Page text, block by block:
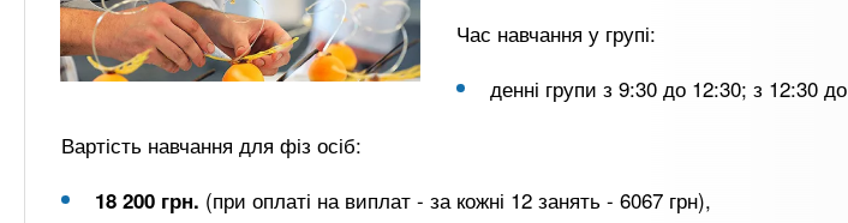
o
Час навчання у групі:
денні групи з 9:30 до 12:30; з 12:30
Вартість навчання для фіз осіб:
18 200 грн. (при оплаті на виплат - за кожні 12 занять - 6067 грн),